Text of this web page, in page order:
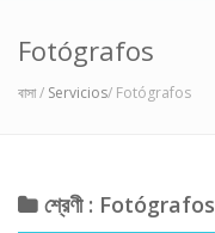
Fotógrafos
বাসা/ Servicios/ Fotógrafos
শ্রেণী : Fotógrafos